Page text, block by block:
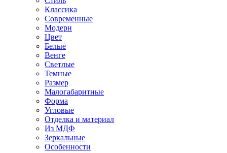
Классика
Современные
Модерн
Цвет
Белые
Венге
Светлые
Темные
Размер
Малогабаритные
Форма
Угловые
Отделка и материал
Из МДФ
Зеркальные
Особенности